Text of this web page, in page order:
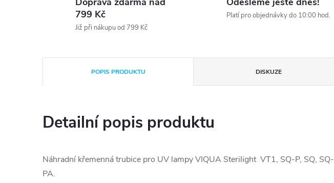
799 Kč
Již při nákupu od 799 Kč
Platí pro objednávky do 10:00 hod.
POPIS PRODUKTU DISKUZE
Detailní popis produktu
Náhradní křemenná trubice pro UV lampy VIQUA Sterilight VT1, SQ-P, SQ, SQ-
PA.